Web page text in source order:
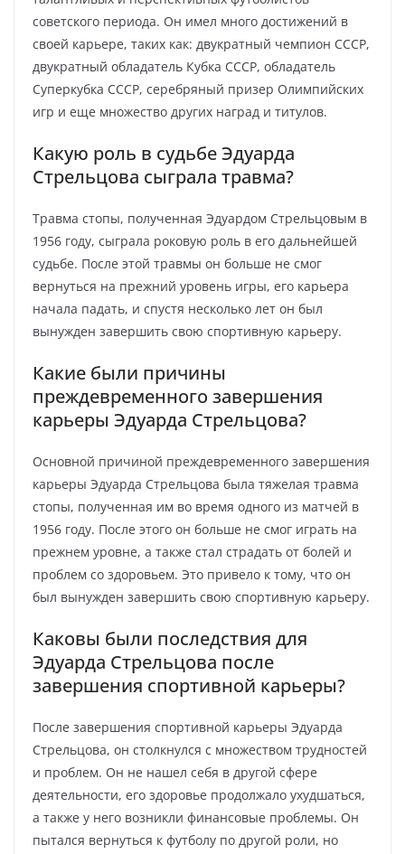
советского периода. Он имел много достижений в
своей карьере, таких как: двукратный чемпион СССР,
двукратный обладатель Кубка СССР, обладатель
Суперкубка СССР, серебряный призер Олимпийских
игр и еще множество других наград и титулов.
Какую роль в судьбе Эдуарда
Стрельцова сыграла травма?
Травма стопы, полученная Эдуардом Стрельцовым в
1956 году, сыграла роковую роль в его дальнейшей
судьбе. После этой травмы он больше не смог
вернуться на прежний уровень игры, его карьера
начала падать, и спустя несколько лет он был
вынужден завершить свою спортивную карьеру.
Какие были причины
преждевременного завершения
карьеры Эдуарда Стрельцова?
Основной причиной преждевременного завершения
карьеры Эдуарда Стрельцова была тяжелая травма
стопы, полученная им во время одного из матчей в
1956 году. После этого он больше не смог играть на
прежнем уровне, а также стал страдать от болей и
проблем со здоровьем. Это привело к тому, что он
был вынужден завершить свою спортивную карьеру.
Каковы были последствия для
Эдуарда Стрельцова после
завершения спортивной карьеры?
После завершения спортивной карьеры Эдуарда
Стрельцова, он столкнулся с множеством трудностей
и проблем. Он не нашел себя в другой сфере
деятельности, его здоровье продолжало ухудшаться,
а также у него возникли финансовые проблемы. Он
пытался вернуться к футболу по другой роли, но